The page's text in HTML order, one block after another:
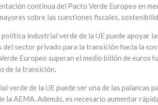
continua del Pacto Verde Europeo en
sobre las cuestiones fiscales.
industrial verde de la UE puede apoyar
sector privado para la transición hacia la
Europeo superan el medio billón de euros
de la transición.
verde de la UE puede ser una de las palancas
la AEMA. Además, es necesario aumentar